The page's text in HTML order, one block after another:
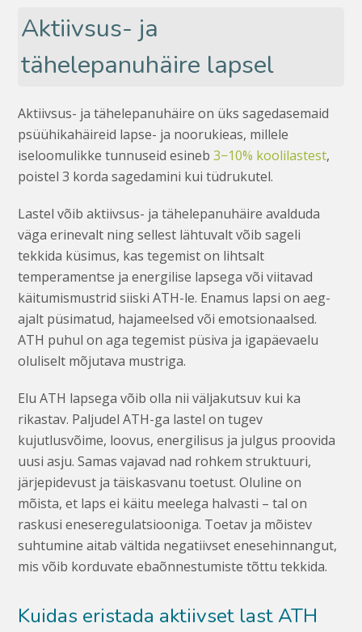
Aktiivsus- ja
tähelepanuhäire lapsel
Aktiivsus- ja tähelepanuhäire on üks sagedasemaid
psüühikahäireid lapse- ja noorukieas, millele
iseloomulikke tunnuseid esineb3−10% koolilastest,
poistel 3 korda sagedamini kui tüdrukutel.
Lastel võib aktiivsus- ja tähelepanuhäire avalduda
väga erinevalt ning sellest lähtuvalt võib sageli
tekkida küsimus, kas tegemist on lihtsalt
temperamentse ja energilise lapsega või viitavad
käitumismustrid siiski ATH-le. Enamus lapsi on aeg-
ajalt püsimatud, hajameelsed või emotsionaalsed.
ATH puhul on aga tegemist püsiva ja igapäevaelu
oluliselt mõjutava mustriga.
Elu ATH lapsega võib olla nii väljakutsuv kui ka
rikastav. Paljudel ATH-ga lastel on tugev
kujutlusvõime, loovus, energilisus ja julgus proovida
uusi asju. Samas vajavad nad rohkem struktuuri,
järjepidevust ja täiskasvanu toetust. Oluline on
mõista, et laps ei käitu meelega halvasti – tal on
raskusi eneseregulatsiooniga. Toetav ja mõistev
suhtumine aitab vältida negatiivset enesehinnangut,
mis võib korduvate ebaõnnestumiste tõttu tekkida.
Kuidas eristada aktiivset last ATH